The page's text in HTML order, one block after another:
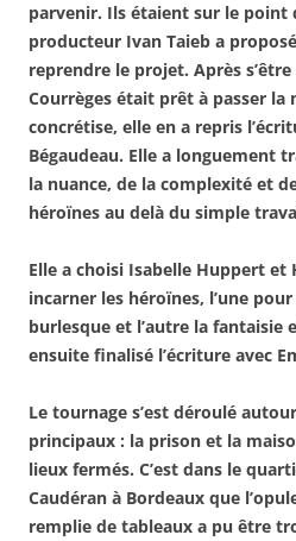
parvenir. Ils étaient sur le point
producteur Ivan Taieb a
reprendre le projet. Après
Courrèges était prêt à passer
concrétise, elle en a repris
Bégaudeau. Elle a longuement
la nuance, de la complexité et
héroïnes au delà du simple
Elle a choisi Isabelle Huppert et
incarner les héroïnes, l’une
burlesque et l’autre la fantaisie
ensuite finalisé l’écriture avec
Le tournage s’est déroulé
principaux : la prison et la
lieux fermés. C’est dans le
Caudéran à Bordeaux que
remplie de tableaux a pu être